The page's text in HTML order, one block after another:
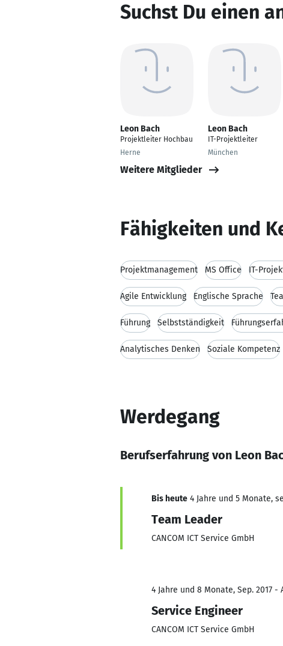
Suchst Du einen
Leon Bach
Projektleiter Hochbau
Herne
Leon Bach
IT-Projektleiter
München
Weitere Mitglieder
Fähigkeiten und
Projektmanagement MS Office IT-
Agile Entwicklung Englische Sprache
Führung Selbstständigkeit
Analytisches Denken Soziale Kompetenz
Werdegang
Berufserfahrung von Leon
Bis heute 4 Jahre und 5 Monate,
Team Leader
CANCOM ICT Service GmbH
4 Jahre und 8 Monate, Sep. 2017 -
Service Engineer
CANCOM ICT Service GmbH